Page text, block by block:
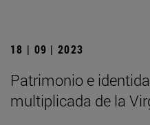
18 | 09 | 2023
Patrimonio e
multiplicada de la